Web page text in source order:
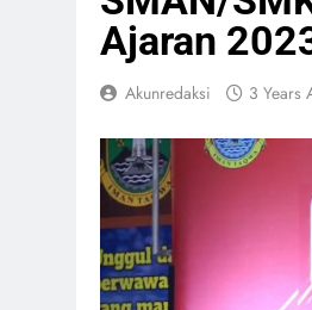
Ajaran
Akunredaksi 3 Years